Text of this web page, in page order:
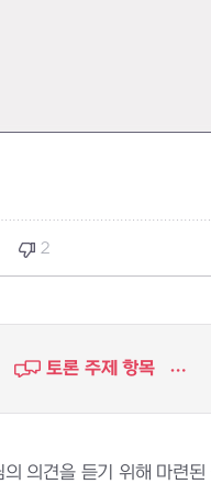
2
토론 주제 항목
의견을 듣기 위해 마련된